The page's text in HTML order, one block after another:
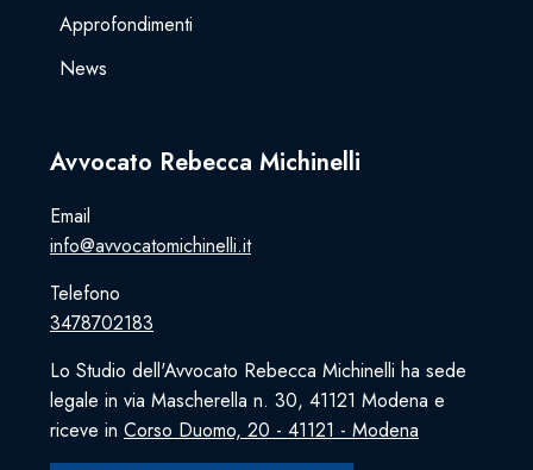
Approfondimenti
News
Avvocato Rebecca Michinelli
Email
info@avvocatomichinelli.it
Telefono
3478702183
Lo Studio dell'Avvocato Rebecca Michinelli ha sede
legale in via Mascherella n. 30, 41121 Modena e
riceve in Corso Duomo, 20 - 41121 - Modena